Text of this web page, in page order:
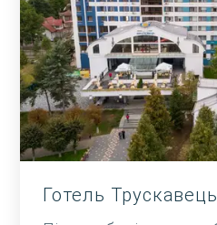
Готель Трускавець